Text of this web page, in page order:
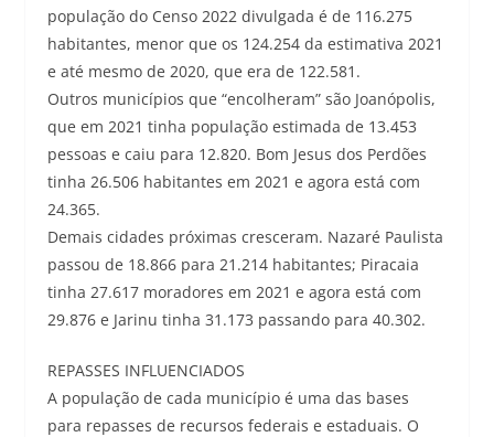
população do Censo 2022 divulgada é de 116.275
habitantes, menor que os 124.254 da estimativa 2021
e até mesmo de 2020, que era de 122.581.
Outros municípios que “encolheram” são Joanópolis,
que em 2021 tinha população estimada de 13.453
pessoas e caiu para 12.820. Bom Jesus dos Perdões
tinha 26.506 habitantes em 2021 e agora está com
24.365.
Demais cidades próximas cresceram. Nazaré Paulista
passou de 18.866 para 21.214 habitantes; Piracaia
tinha 27.617 moradores em 2021 e agora está com
29.876 e Jarinu tinha 31.173 passando para 40.302.
REPASSES INFLUENCIADOS
A população de cada município é uma das bases
para repasses de recursos federais e estaduais. O